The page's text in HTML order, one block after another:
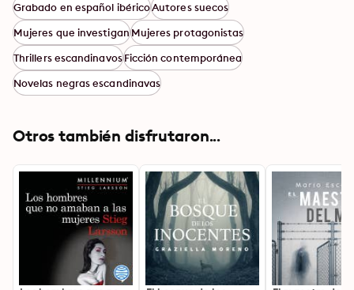
Grabado en español ibéricoAutores suecos
Mujeres que investiganMujeres protagonistas
Thrillers escandinavosFicción contemporánea
Novelas negras escandinavas
Otros también disfrutaron...